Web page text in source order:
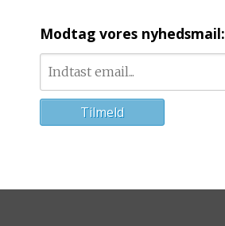
Modtag vores nyhedsmail: